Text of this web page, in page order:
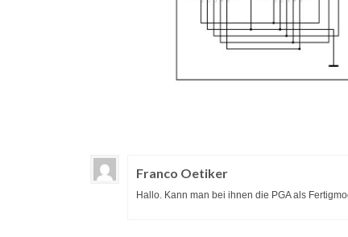
Franco Oetiker
Hallo. Kann man bei ihnen die PGA als